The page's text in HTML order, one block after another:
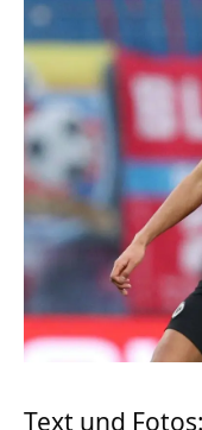
Text und